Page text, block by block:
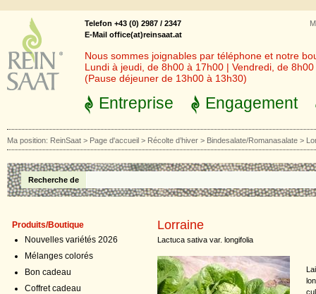
Telefon +43 (0) 2987 / 2347
E-Mail office(at)reinsaat.at
Nous sommes joignables par téléphone et notre
Lundi à jeudi, de 8h00 à 17h00 | Vendredi, de
(Pause déjeuner de 13h00 à 13h30)
Entreprise Engagement
Ma position: ReinSaat > Page d'accueil > Récolte d’hiver > Bindesalate/Romanasalate >
Recherche de
Produits/Boutique
Nouvelles variétés 2026
Mélanges colorés
Bon cadeau
Coffret cadeau
Lorraine
Lactuca sativa var. longifolia